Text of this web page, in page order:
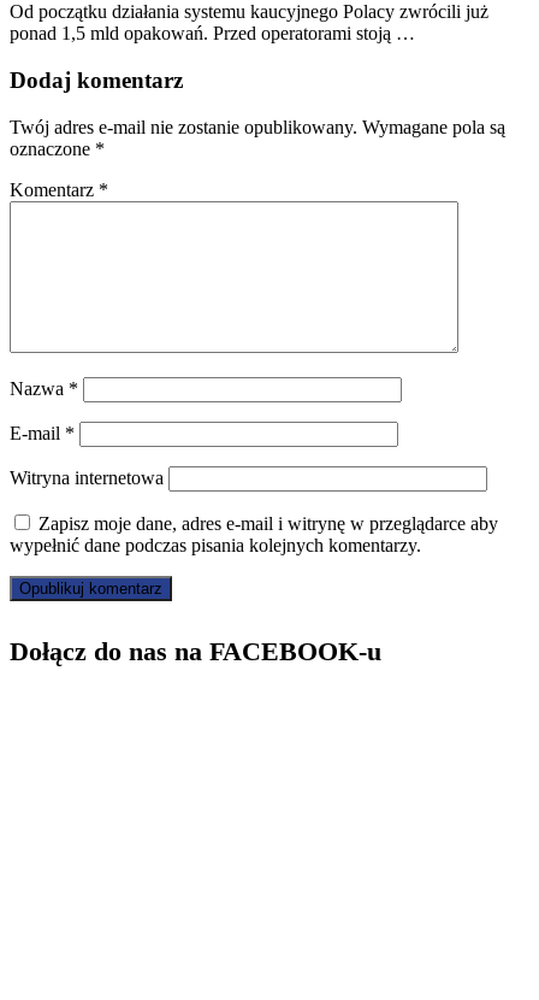
Od początku działania systemu kaucyjnego Polacy zwrócili już
ponad 1,5 mld opakowań. Przed operatorami stoją …
Dodaj komentarz
Twój adres e-mail nie zostanie opublikowany. Wymagane pola są
oznaczone *
Komentarz *
Nazwa *
E-mail *
Witryna internetowa
Zapisz moje dane, adres e-mail i witrynę w przeglądarce aby
wypełnić dane podczas pisania kolejnych komentarzy.
Dołącz do nas na FACEBOOK-u